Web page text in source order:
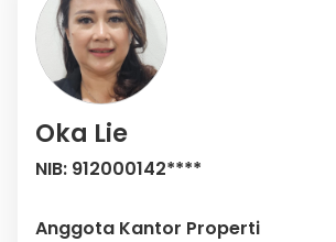
Oka Lie
NIB: 912000142****
Anggota Kantor Properti